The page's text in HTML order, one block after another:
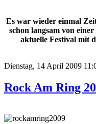
Es war wieder einmal
schon langsam von
aktuelle Festival mit
Dienstag, 14 April 2009
Rock Am Ring